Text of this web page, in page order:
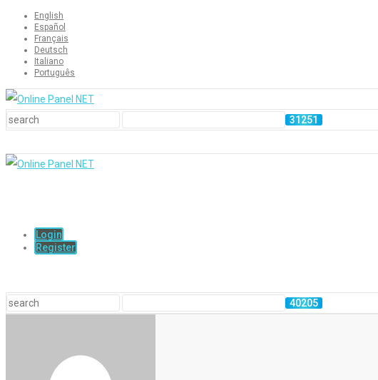
English
Español
Français
Deutsch
Italiano
Português
Login
Register